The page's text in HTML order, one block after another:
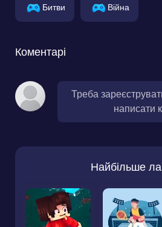
Битви Війна
Коментарі
Треба
написати
Найбільше